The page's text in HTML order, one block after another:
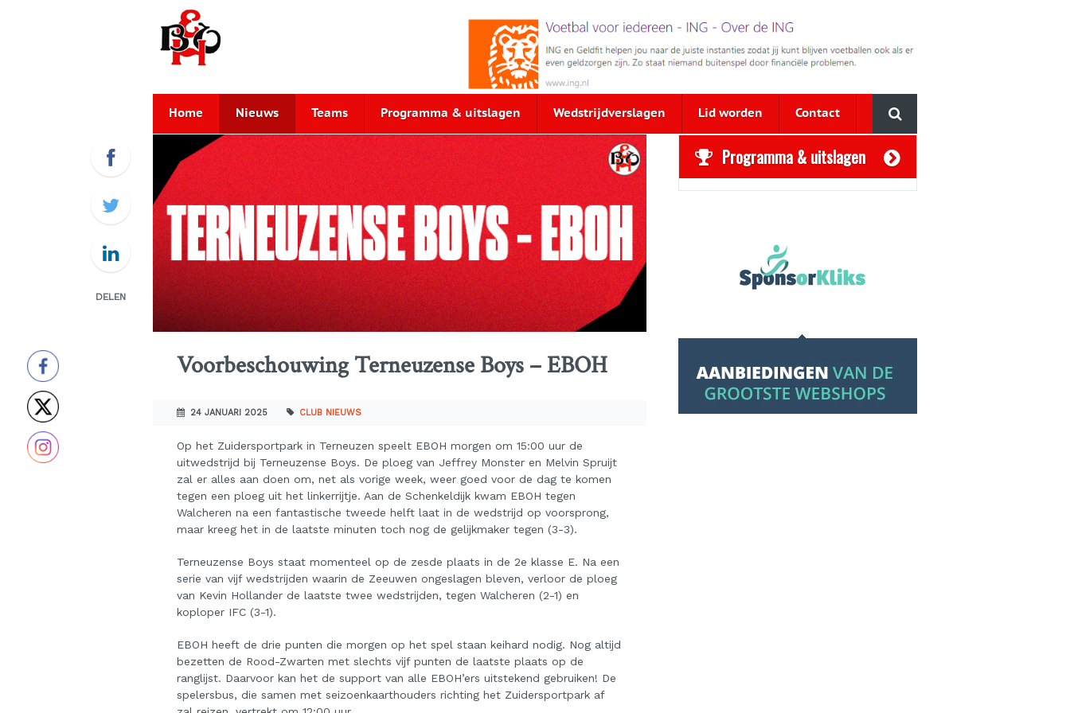
Home Nieuws Teams Programma & uitslagen Wedstrijdverslagen Lid worden Contact
Voorbeschouwing Terneuzense Boys – EBOH
24 JANUARI 2025 CLUB NIEUWS
Op het Zuidersportpark in Terneuzen speelt EBOH morgen om 15:00 uur de
uitwedstrijd bij Terneuzense Boys. De ploeg van Jeffrey Monster en Melvin Spruijt
zal er alles aan doen om, net als vorige week, weer goed voor de dag te komen
tegen een ploeg uit het linkerrijtje. Aan de Schenkeldijk kwam EBOH tegen
Walcheren na een fantastische tweede helft laat in de wedstrijd op voorsprong,
maar kreeg het in de laatste minuten toch nog de gelijkmaker tegen (3-3).
Terneuzense Boys staat momenteel op de zesde plaats in de 2e klasse E. Na een
serie van vijf wedstrijden waarin de Zeeuwen ongeslagen bleven, verloor de ploeg
van Kevin Hollander de laatste twee wedstrijden, tegen Walcheren (2-1) en
koploper IFC (3-1).
EBOH heeft de drie punten die morgen op het spel staan keihard nodig. Nog altijd
bezetten de Rood-Zwarten met slechts vijf punten de laatste plaats op de
ranglijst. Daarvoor kan het de support van alle EBOH’ers uitstekend gebruiken! De
spelersbus, die samen met seizoenkaarthouders richting het Zuidersportpark af
DELEN
Programma & uitslagen